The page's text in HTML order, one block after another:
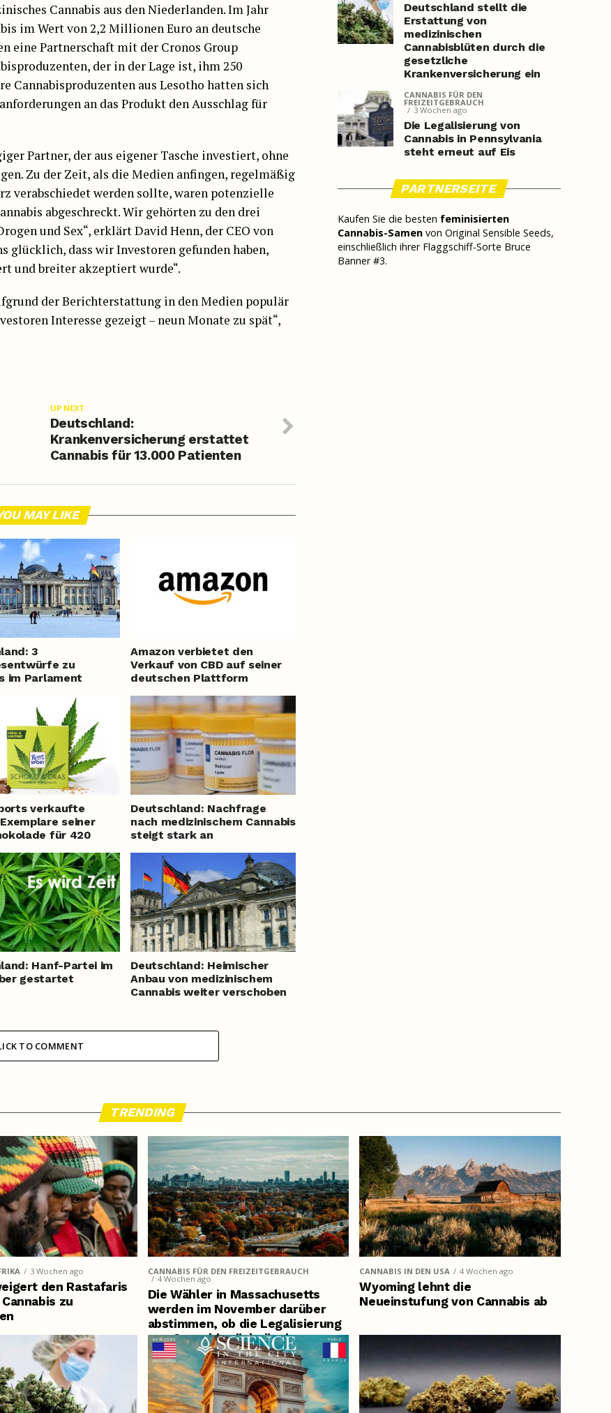
Cannabis aus den Niederlanden. Im Jahr
im Wert von 2,2 Millionen Euro an deutsche
eine Partnerschaft mit der Cronos Group
der in der Lage ist, ihm 250
Cannabisproduzenten aus Lesotho hatten sich
an das Produkt den Ausschlag für
Partner, der aus eigener Tasche investiert, ohne
Zu der Zeit, als die Medien anfingen, regelmäßig
verabschiedet werden sollte, waren potenzielle
abgeschreckt. Wir gehörten zu den drei
und Sex“, erklärt David Henn, der CEO von
glücklich, dass wir Investoren gefunden haben,
und breiter akzeptiert wurde“.
der Berichterstattung in den Medien populär
Interesse gezeigt – neun Monate zu spät“,
UP NEXT
Deutschland:
Krankenversicherung erstattet
Cannabis für 13.000 Patienten
MAY LIKE
3
zu
im Parlament
Amazon verbietet den
Verkauf von CBD auf seiner
deutschen Plattform
verkaufte
seiner
für 420
Deutschland: Nachfrage
nach medizinischem Cannabis
steigt stark an
Hanf-Partei im
gestartet
Deutschland: Heimischer
Anbau von medizinischem
Cannabis weiter verschoben
TO COMMENT
Deutschland stellt die
Erstattung von
medizinischen
Cannabisblüten durch die
gesetzliche
Krankenversicherung ein
CANNABIS FÜR DEN
FREIZEITGEBRAUCH
3 Wochen ago
Die Legalisierung von
Cannabis in Pennsylvania
steht erneut auf Eis
PARTNERSEITE
Kaufen Sie die besten feminisierten
Cannabis-Samen von Original Sensible Seeds,
einschließlich ihrer Flaggschiff-Sorte Bruce
Banner #3.
TRENDING
3 Wochen ago
den Rastafaris
zu
CANNABIS FÜR DEN FREIZEITGEBRAUCH
4 Wochen ago
Die Wähler in Massachusetts
werden im November darüber
abstimmen, ob die Legalisierung
von Cannabis rückgängig
gemacht werden soll
CANNABIS IN DEN USA 4 Wochen ago
Wyoming lehnt die
Neueinstufung von Cannabis ab